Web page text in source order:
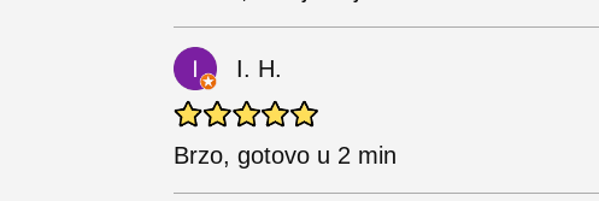
I. H.
Brzo, gotovo u 2 min